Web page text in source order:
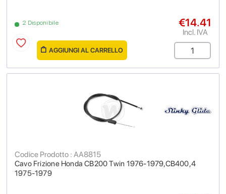
2 Disponibile €14.41
Incl. IVA
AGGIUNGI AL CARRELLO
Cavo Frizione Honda CB200 Twin 1976-1979,CB400,4
1975-1979
Codice Prodotto : AA8815